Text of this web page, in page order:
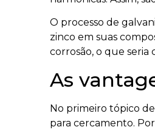
O processo de
zinco em suas
corrosão, o que seria
As
No primeiro tópico
para cercamento.